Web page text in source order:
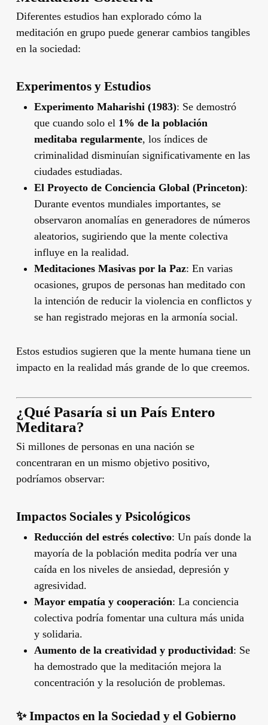
Diferentes estudios han explorado cómo la
meditación en grupo puede generar cambios tangibles
en la sociedad:
Experimentos y Estudios
Experimento Maharishi (1983): Se demostró
que cuando solo el 1% de la población
meditaba regularmente, los índices de
criminalidad disminuían significativamente en las
ciudades estudiadas.
El Proyecto de Conciencia Global (Princeton):
Durante eventos mundiales importantes, se
observaron anomalías en generadores de números
aleatorios, sugiriendo que la mente colectiva
influye en la realidad.
Meditaciones Masivas por la Paz: En varias
ocasiones, grupos de personas han meditado con
la intención de reducir la violencia en conflictos y
se han registrado mejoras en la armonía social.
Estos estudios sugieren que la mente humana tiene un
impacto en la realidad más grande de lo que creemos.
¿Qué Pasaría si un País Entero
Meditara?
Si millones de personas en una nación se
concentraran en un mismo objetivo positivo,
podríamos observar:
Impactos Sociales y Psicológicos
Reducción del estrés colectivo: Un país donde la
mayoría de la población medita podría ver una
caída en los niveles de ansiedad, depresión y
agresividad.
Mayor empatía y cooperación: La conciencia
colectiva podría fomentar una cultura más unida
y solidaria.
Aumento de la creatividad y productividad: Se
ha demostrado que la meditación mejora la
concentración y la resolución de problemas.
✨Impactos en la Sociedad y el Gobierno